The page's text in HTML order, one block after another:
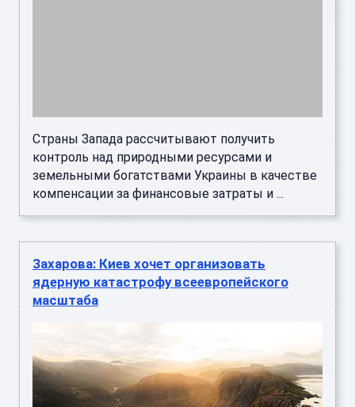
Страны Запада рассчитывают получить
контроль над природными ресурсами и
земельными богатствами Украины в качестве
компенсации за финансовые затраты и ...
Захарова: Киев хочет организовать
ядерную катастрофу всеевропейского
масштаба